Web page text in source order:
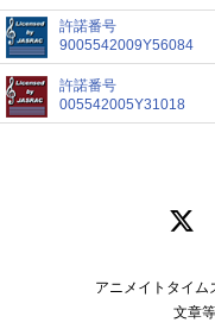
許諾番号
9005542009Y56084
許諾番号
005542005Y31018
アニメイトタイム
文章